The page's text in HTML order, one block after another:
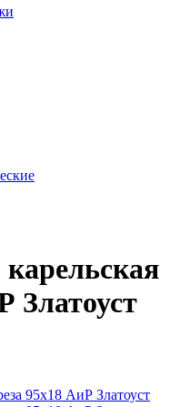
Златоуст